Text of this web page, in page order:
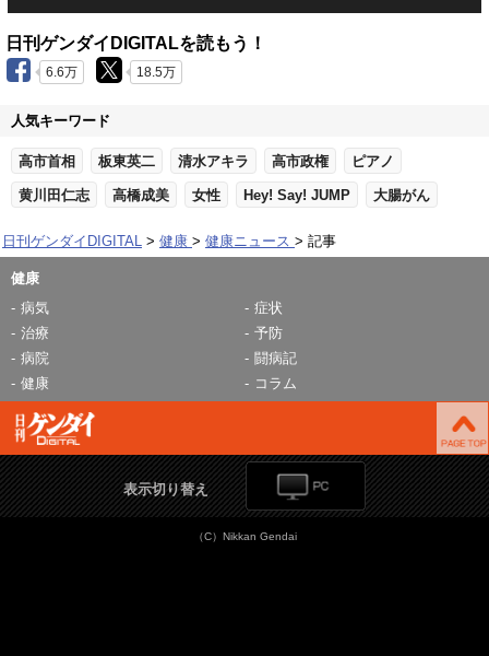
日刊ゲンダイDIGITALを読もう！
6.6万 18.5万
人気キーワード
高市首相 板東英二 清水アキラ 高市政権 ピアノ
黄川田仁志 高橋成美 女性 Hey! Say! JUMP 大腸がん
日刊ゲンダイDIGITAL 健康 健康ニュース 記事
健康
病気
症状
治療
予防
病院
闘病記
健康
コラム
表示切り替え
（C）Nikkan Gendai